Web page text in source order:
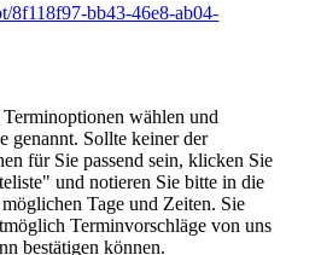
8f118f97-bb43-46e8-ab04-
wählen und
genannt. Sollte keiner der
für Sie passend sein, klicken Sie
und notieren Sie bitte in die
Tage und Zeiten. Sie
Terminvorschläge von uns
bestätigen können.